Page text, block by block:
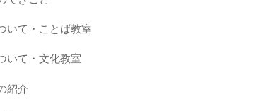
いて・ことば教室
いて・文化教室
紹介